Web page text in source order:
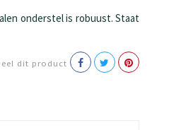
onderstel is robuust. Staat
dit product